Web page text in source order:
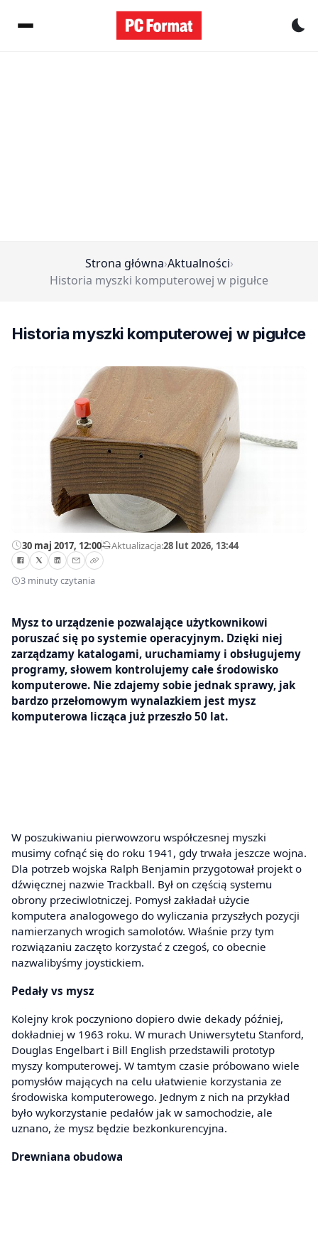
Strona główna›Aktualności›
Historia myszki komputerowej w pigułce
Historia myszki komputerowej w pigułce
30 maj 2017, 12:00—Aktualizacja:28 lut 2026, 13:44
3 minuty czytania
Mysz to urządzenie pozwalające użytkownikowi
poruszać się po systemie operacyjnym. Dzięki niej
zarządzamy katalogami, uruchamiamy i obsługujemy
programy, słowem kontrolujemy całe środowisko
komputerowe. Nie zdajemy sobie jednak sprawy, jak
bardzo przełomowym wynalazkiem jest mysz
komputerowa licząca już przeszło 50 lat.
W poszukiwaniu pierwowzoru współczesnej myszki
musimy cofnąć się do roku 1941, gdy trwała jeszcze wojna.
Dla potrzeb wojska Ralph Benjamin przygotował projekt o
dźwięcznej nazwie Trackball. Był on częścią systemu
obrony przeciwlotniczej. Pomysł zakładał użycie
komputera analogowego do wyliczania przyszłych pozycji
namierzanych wrogich samolotów. Właśnie przy tym
rozwiązaniu zaczęto korzystać z czegoś, co obecnie
nazwalibyśmy joystickiem.
Pedały vs mysz
Kolejny krok poczyniono dopiero dwie dekady później,
dokładniej w 1963 roku. W murach Uniwersytetu Stanford,
Douglas Engelbart i Bill English przedstawili prototyp
myszy komputerowej. W tamtym czasie próbowano wiele
pomysłów mających na celu ułatwienie korzystania ze
środowiska komputerowego. Jednym z nich na przykład
było wykorzystanie pedałów jak w samochodzie, ale
uznano, że mysz będzie bezkonkurencyjna.
Drewniana obudowa